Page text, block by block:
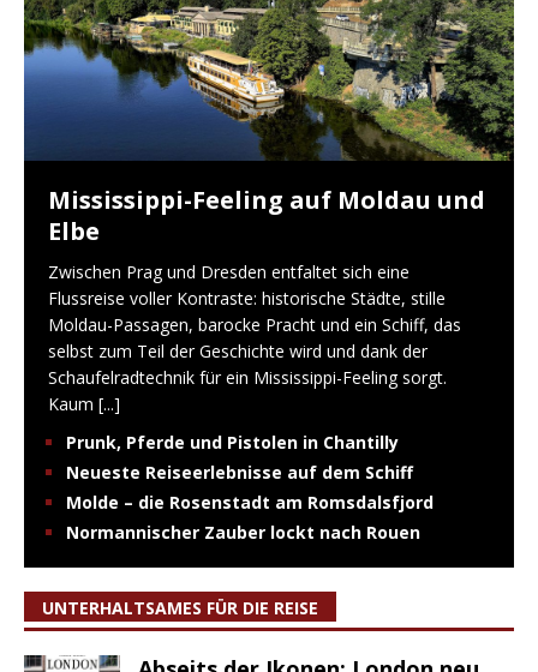
Mississippi-Feeling auf Moldau und
Elbe
Zwischen Prag und Dresden entfaltet sich eine
Flussreise voller Kontraste: historische Städte, stille
Moldau-Passagen, barocke Pracht und ein Schiff, das
selbst zum Teil der Geschichte wird und dank der
Schaufelradtechnik für ein Mississippi-Feeling sorgt.
Kaum [...]
Prunk, Pferde und Pistolen in Chantilly
Neueste Reiseerlebnisse auf dem Schiff
Molde – die Rosenstadt am Romsdalsfjord
Normannischer Zauber lockt nach Rouen
UNTERHALTSAMES FÜR DIE REISE